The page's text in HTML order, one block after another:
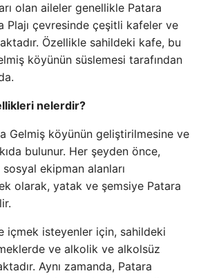
olan aileler genellikle Patara
Plajı çevresinde çeşitli kafeler ve
Özellikle sahildeki kafe, bu
köyünün süslemesi tarafından
nelerdir?
Gelmiş köyünün geliştirilmesine ve
bulunur. Her şeyden önce,
ekipman alanları
olarak, yatak ve şemsiye Patara
içmek isteyenler için, sahildeki
ve alkolik ve alkolsüz
Aynı zamanda, Patara